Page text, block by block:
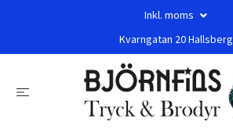
Inkl. moms
Kvarngatan 20 Hallsberg